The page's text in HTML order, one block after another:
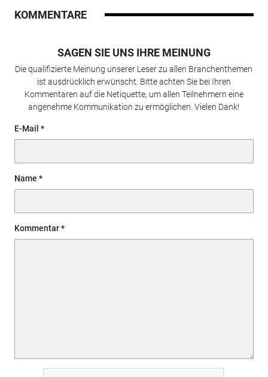
KOMMENTARE
SAGEN SIE UNS IHRE MEINUNG
Die qualifizierte Meinung unserer Leser zu allen Branchenthemen
ist ausdrücklich erwünscht. Bitte achten Sie bei Ihren
Kommentaren auf die Netiquette, um allen Teilnehmern eine
angenehme Kommunikation zu ermöglichen. Vielen Dank!
E-Mail
Name
Kommentar